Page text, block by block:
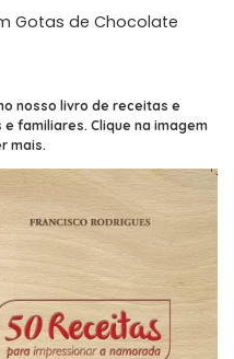
Gotas de Chocolate
nosso livro de receitas e
familiares. Clique na imagem
mais.